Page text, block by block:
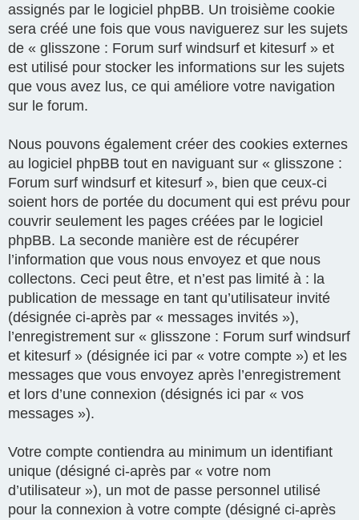
assignés par le logiciel phpBB. Un troisième cookie
sera créé une fois que vous naviguerez sur les sujets
de « glisszone : Forum surf windsurf et kitesurf » et
est utilisé pour stocker les informations sur les sujets
que vous avez lus, ce qui améliore votre navigation
sur le forum.
Nous pouvons également créer des cookies externes
au logiciel phpBB tout en naviguant sur « glisszone :
Forum surf windsurf et kitesurf », bien que ceux-ci
soient hors de portée du document qui est prévu pour
couvrir seulement les pages créées par le logiciel
phpBB. La seconde manière est de récupérer
l’information que vous nous envoyez et que nous
collectons. Ceci peut être, et n’est pas limité à : la
publication de message en tant qu’utilisateur invité
(désignée ci-après par « messages invités »),
l’enregistrement sur « glisszone : Forum surf windsurf
et kitesurf » (désignée ici par « votre compte ») et les
messages que vous envoyez après l’enregistrement
et lors d’une connexion (désignés ici par « vos
messages »).
Votre compte contiendra au minimum un identifiant
unique (désigné ci-après par « votre nom
d’utilisateur »), un mot de passe personnel utilisé
pour la connexion à votre compte (désigné ci-après